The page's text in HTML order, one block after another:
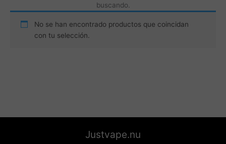
buscando.
No se han encontrado productos que coincidan
con tu selección.
Justvape.nu